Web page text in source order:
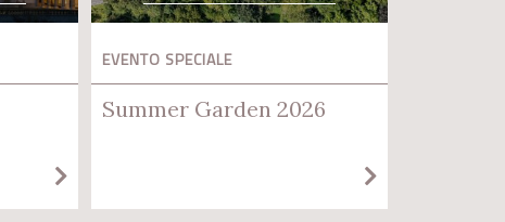
EVENTO SPECIALE
Summer Garden 2026